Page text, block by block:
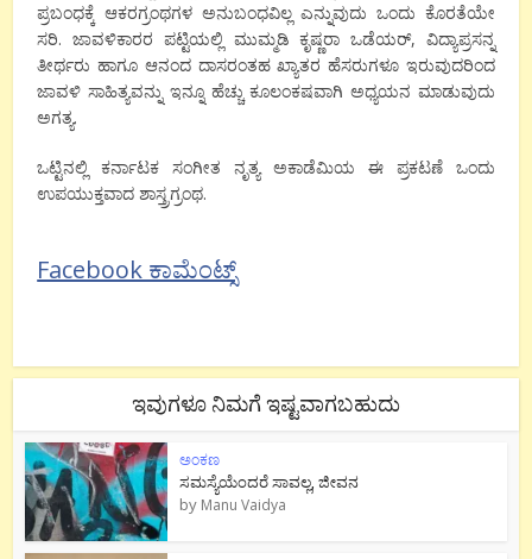
ಪ್ರಬಂಧಕ್ಕೆ ಆಕರಗ್ರಂಥಗಳ ಅನುಬಂಧವಿಲ್ಲ ಎನ್ನುವುದು ಒಂದು ಕೊರತೆಯೇ
ಸರಿ. ಜಾವಳಿಕಾರರ ಪಟ್ಟಿಯಲ್ಲಿ ಮುಮ್ಮಡಿ ಕೃಷ್ಣರಾ ಒಡೆಯರ್, ವಿದ್ಯಾಪ್ರಸನ್ನ
ತೀರ್ಥರು ಹಾಗೂ ಆನಂದ ದಾಸರಂತಹ ಖ್ಯಾತರ ಹೆಸರುಗಳೂ ಇರುವುದರಿಂದ
ಜಾವಳಿ ಸಾಹಿತ್ಯವನ್ನು ಇನ್ನೂ ಹೆಚ್ಚು ಕೂಲಂಕಷವಾಗಿ ಅಧ್ಯಯನ ಮಾಡುವುದು
ಅಗತ್ಯ.
ಒಟ್ಟಿನಲ್ಲಿ ಕರ್ನಾಟಕ ಸಂಗೀತ ನೃತ್ಯ ಅಕಾಡೆಮಿಯ ಈ ಪ್ರಕಟಣೆ ಒಂದು
ಉಪಯುಕ್ತವಾದ ಶಾಸ್ತ್ರಗ್ರಂಥ.
Facebook ಕಾಮೆಂಟ್ಸ್
ಇವುಗಳೂ ನಿಮಗೆ ಇಷ್ಟವಾಗಬಹುದು
ಅಂಕಣ
ಸಮಸ್ಯೆಯೆಂದರೆ ಸಾವಲ್ಲ, ಜೀವನ
by Manu Vaidya